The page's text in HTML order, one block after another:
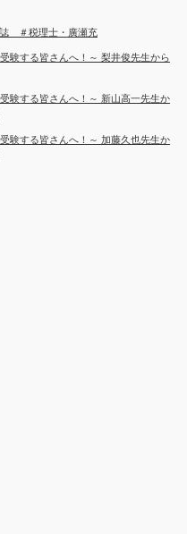
＃税理士・廣瀬充
験する皆さんへ！～ 梨井俊先生から
験する皆さんへ！～ 新山高一先生か
験する皆さんへ！～ 加藤久也先生か